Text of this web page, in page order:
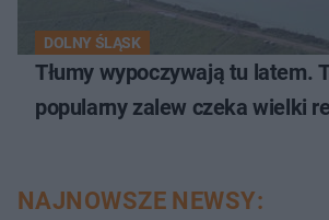
DOLNY ŚLĄSK
Tłumy wypoczywają tu latem.
popularny zalew czeka wielki
NAJNOWSZE NEWSY: